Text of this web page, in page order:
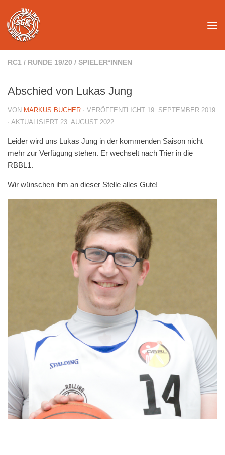
Unter dem Inhalt
RC1 / RUNDE 19/20 / SPIELER*INNEN
Abschied von Lukas Jung
VON MARKUS BUCHER · VERÖFFENTLICHT 19. SEPTEMBER 2019
· AKTUALISIERT 23. AUGUST 2022
Leider wird uns Lukas Jung in der kommenden Saison nicht
mehr zur Verfügung stehen. Er wechselt nach Trier in die
RBBL1.
Wir wünschen ihm an dieser Stelle alles Gute!